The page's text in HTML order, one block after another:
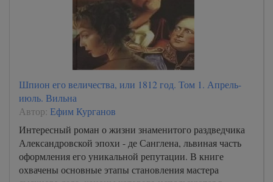
Шпион его величества, или 1812 год. Том 1. Апрель-
июль. Вильна
Автор: Ефим Курганов
Интересный роман о жизни знаменитого раздведчика
Александровской эпохи - де Санглена, львиная часть
оформления его уникальной репутации. В книге
охвачены основные этапы становления мастера